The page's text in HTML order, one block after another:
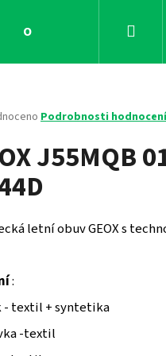
Obchodní podmínky
Podrobnosti hodnocení
J55MQB
letní obuv GEOX s
:
- textil + syntetika
-textil